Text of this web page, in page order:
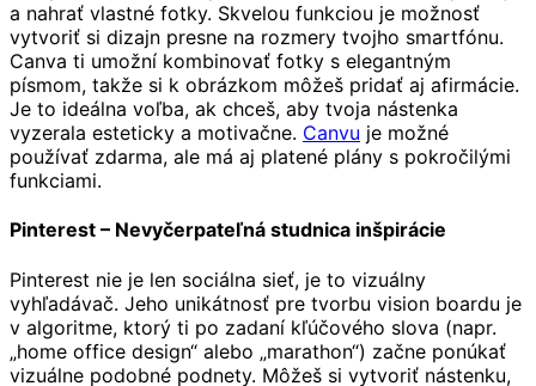
a nahrať vlastné fotky. Skvelou funkciou je možnosť
vytvoriť si dizajn presne na rozmery tvojho smartfónu.
Canva ti umožní kombinovať fotky s elegantným
písmom, takže si k obrázkom môžeš pridať aj afirmácie.
Je to ideálna voľba, ak chceš, aby tvoja nástenka
vyzerala esteticky a motivačne. Canvu je možné
používať zdarma, ale má aj platené plány s pokročilými
funkciami.
Pinterest – Nevyčerpateľná studnica inšpirácie
Pinterest nie je len sociálna sieť, je to vizuálny
vyhľadávač. Jeho unikátnosť pre tvorbu vision boardu je
v algoritme, ktorý ti po zadaní kľúčového slova (napr.
„home office design“ alebo „marathon“) začne ponúkať
vizuálne podobné podnety. Môžeš si vytvoriť nástenku,